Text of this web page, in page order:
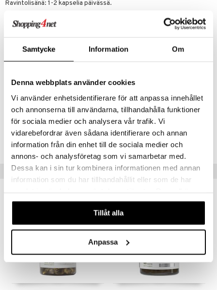
Samtycke Information Om
Denna webbplats använder cookies
Vi använder enhetsidentifierare för att anpassa innehållet
och annonserna till användarna, tillhandahålla funktioner
för sociala medier och analysera vår trafik. Vi
vidarebefordrar även sådana identifierare och annan
information från din enhet till de sociala medier och
annons- och analysföretag som vi samarbetar med.
Dessa kan i sin tur kombinera informationen med annan
information som du har tillhandahållit eller som de har
våra cookies vid fortsatt användande av vår webbplats.
Tillåt alla
Anpassa
Ravintolisänä: 1-2 kapselia päivässä.
Oliiviöljy, patentoitu uute Lyprinol GLM, e-vitamiini
Seuraavana Lyprinolin sisältämät eri rasvahappojen pitoisuudet:
omega-3 (34.7%), omega-6 (10.0%), omega-7 (5.9%), omega-9
(49.4%).
Oliiviöljy
100mg
Patentoitu uute Lyprinol GLM50 mg
E-vitamiini
0,3 mg
Tuotenumero
HLYP1-PL-90
Vinkkejä sinulle